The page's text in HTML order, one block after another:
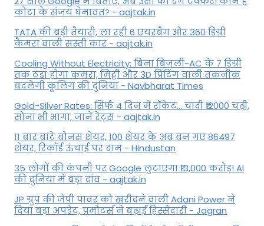
कोटा के संजय घेमावत? - aajtak.in
TATA की बड़ी तैयारी, ला रही 6 एयरबैग और 360 डिग्री
कैमरा वाली सस्ती कार - aajtak.in
Cooling Without Electricity: बिना बिजली-AC के 7 डिग्री
तक ठंडा होगा कमरा, मिट्टी और 3D प्रिंटिंग वाली तकनीक
बदलेगी कूलिंग की दुनिया - Navbharat Times
Gold-Silver Rates: सिर्फ 4 दिन में रॉकेट... चांदी ₹12000 चढ़ी,
सोना भी भागा, जानें रेट्स - aajtak.in
11 बार बांटे बोनस शेयर, 100 शेयर के अब बन गए 86497
शेयर, रिकॉर्ड ऊंचाई पर दाम - Hindustan
35 लोगों की कंपनी पर Google लुटाएगा ₹13,000 करोड़! AI
की दुनिया में बड़ा दांव - aajtak.in
JP ग्रुप की जेपी पावर को खरीदने वाली Adani Power ने
दिया बड़ा अपडेट, प्रमोटर्स ने बढ़ाई हिस्सेदारी - Jagran